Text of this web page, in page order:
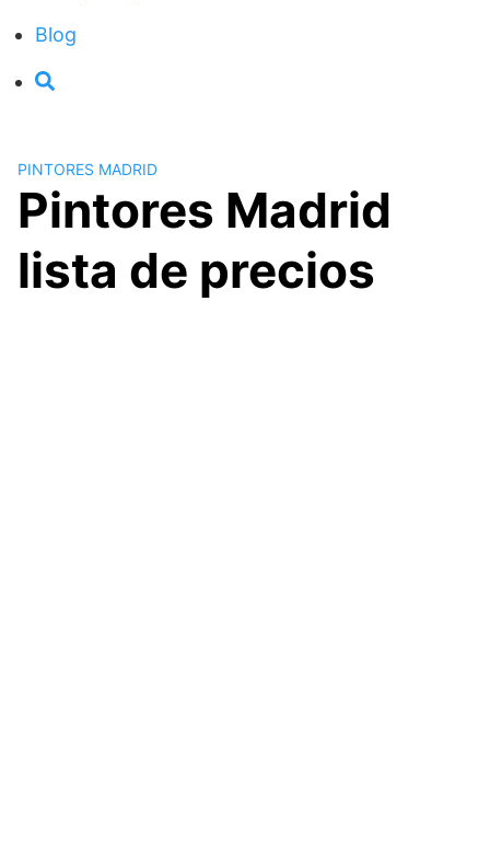
Blog
PINTORES MADRID
Pintores Madrid
lista de precios